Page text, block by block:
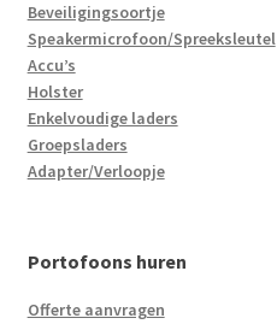
Beveiligingsoortje
Speakermicrofoon/Spreeksleutel
Accu’s
Holster
Enkelvoudige laders
Groepsladers
Adapter/Verloopje
Portofoons huren
Offerte aanvragen